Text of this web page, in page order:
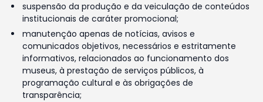
suspensão da produção e da veiculação de conteúdos
institucionais de caráter promocional;
manutenção apenas de notícias, avisos e
comunicados objetivos, necessários e estritamente
informativos, relacionados ao funcionamento dos
museus, à prestação de serviços públicos, à
programação cultural e às obrigações de
transparência;